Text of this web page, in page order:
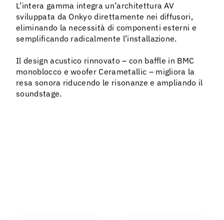
L’intera gamma integra un’architettura AV
sviluppata da Onkyo direttamente nei diffusori,
eliminando la necessità di componenti esterni e
semplificando radicalmente l’installazione.
Il design acustico rinnovato – con baffle in BMC
monoblocco e woofer Cerametallic – migliora la
resa sonora riducendo le risonanze e ampliando il
soundstage.